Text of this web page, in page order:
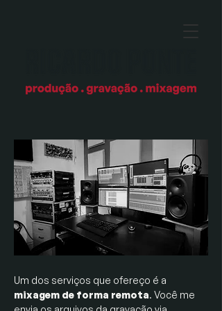
Um dos serviços que ofereço é a
mixagem de forma remota. Você me